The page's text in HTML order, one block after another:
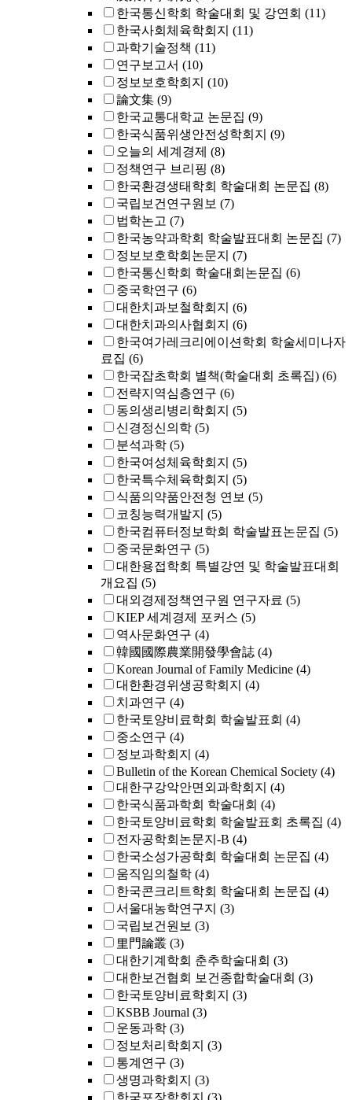
한국통신학회 학술대회 및 강연회 (11)
한국사회체육학회지 (11)
과학기술정책 (11)
연구보고서 (10)
정보보호학회지 (10)
論文集 (9)
한국교통대학교 논문집 (9)
한국식품위생안전성학회지 (9)
오늘의 세계경제 (8)
정책연구 브리핑 (8)
한국환경생태학회 학술대회 논문집 (8)
국립보건연구원보 (7)
법학논고 (7)
한국농약과학회 학술발표대회 논문집 (7)
정보보호학회논문지 (7)
한국통신학회 학술대회논문집 (6)
중국학연구 (6)
대한치과보철학회지 (6)
대한치과의사협회지 (6)
한국여가레크리에이션학회 학술세미나자
료집 (6)
한국잡초학회 별책(학술대회 초록집) (6)
전략지역심층연구 (6)
동의생리병리학회지 (5)
신경정신의학 (5)
분석과학 (5)
한국여성체육학회지 (5)
한국특수체육학회지 (5)
식품의약품안전청 연보 (5)
코칭능력개발지 (5)
한국컴퓨터정보학회 학술발표논문집 (5)
중국문화연구 (5)
대한용접학회 특별강연 및 학술발표대회
개요집 (5)
대외경제정책연구원 연구자료 (5)
KIEP 세계경제 포커스 (5)
역사문화연구 (4)
韓國國際農業開發學會誌 (4)
Korean Journal of Family Medicine (4)
대한환경위생공학회지 (4)
치과연구 (4)
한국토양비료학회 학술발표회 (4)
중소연구 (4)
정보과학회지 (4)
Bulletin of the Korean Chemical Society (4)
대한구강악안면외과학회지 (4)
한국식품과학회 학술대회 (4)
한국토양비료학회 학술발표회 초록집 (4)
전자공학회논문지-B (4)
한국소성가공학회 학술대회 논문집 (4)
움직임의철학 (4)
한국콘크리트학회 학술대회 논문집 (4)
서울대농학연구지 (3)
국립보건원보 (3)
里門論叢 (3)
대한기계학회 춘추학술대회 (3)
대한보건협회 보건종합학술대회 (3)
한국토양비료학회지 (3)
KSBB Journal (3)
운동과학 (3)
정보처리학회지 (3)
통계연구 (3)
생명과학회지 (3)
한국포장학회지 (3)